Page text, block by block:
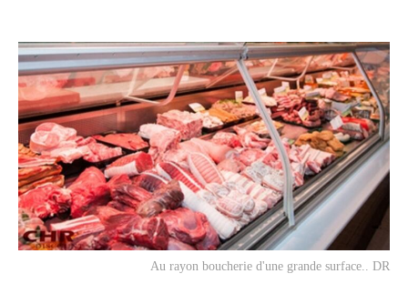
Au rayon boucherie d'une grande surface.. DR